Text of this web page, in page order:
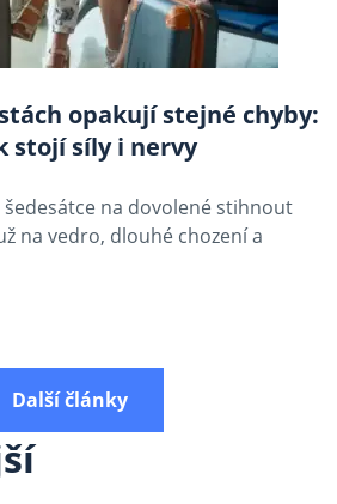
opakují stejné chyby:
stojí síly i nervy
na dovolené stihnout
na vedro, dlouhé chození a
Další články